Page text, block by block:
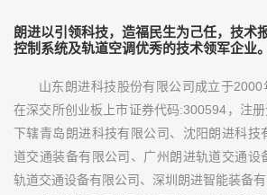
朗进以引领科技，造福民生为己任，技术
控制系统及轨道空调优秀的技术领军企业。
山东朗进科技股份有限公司成立于2000
在深交所创业板上市证券代码:300594，注册
下辖青岛朗进科技有限公司、沈阳朗进科技
道交通装备有限公司、广州朗进轨道交通设
轨道交通设备有限公司、深圳朗进智能装备有